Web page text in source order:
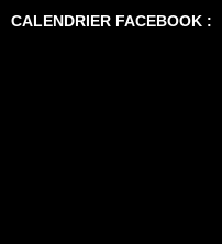
CALENDRIER FACEBOOK :